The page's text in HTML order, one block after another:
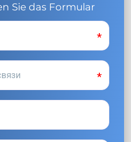
Sie das Formular